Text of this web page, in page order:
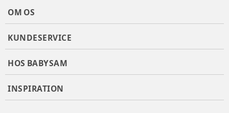
OM OS
KUNDESERVICE
HOS BABYSAM
INSPIRATION